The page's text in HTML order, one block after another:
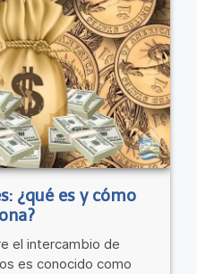
¿qué es y cómo
el intercambio de
es conocido como